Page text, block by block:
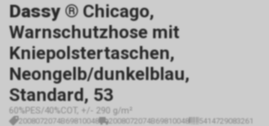
Dassy ® Chicago,
Warnschutzhose mit
Kniepolstertaschen,
Neongelb/dunkelblau,
Standard, 53
60%PES/40%COT, +/- 290 g/m²
2008072074B69810048 2008072074B69810048 5414729083261